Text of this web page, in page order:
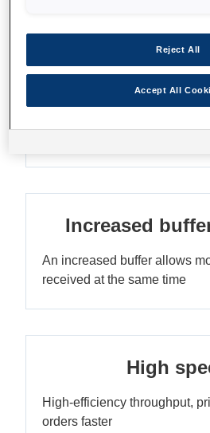
Easy to
Increased
An increased buffer allows
received at the same time
High
High-efficiency throughput,
orders faster
Reject All
Accept All